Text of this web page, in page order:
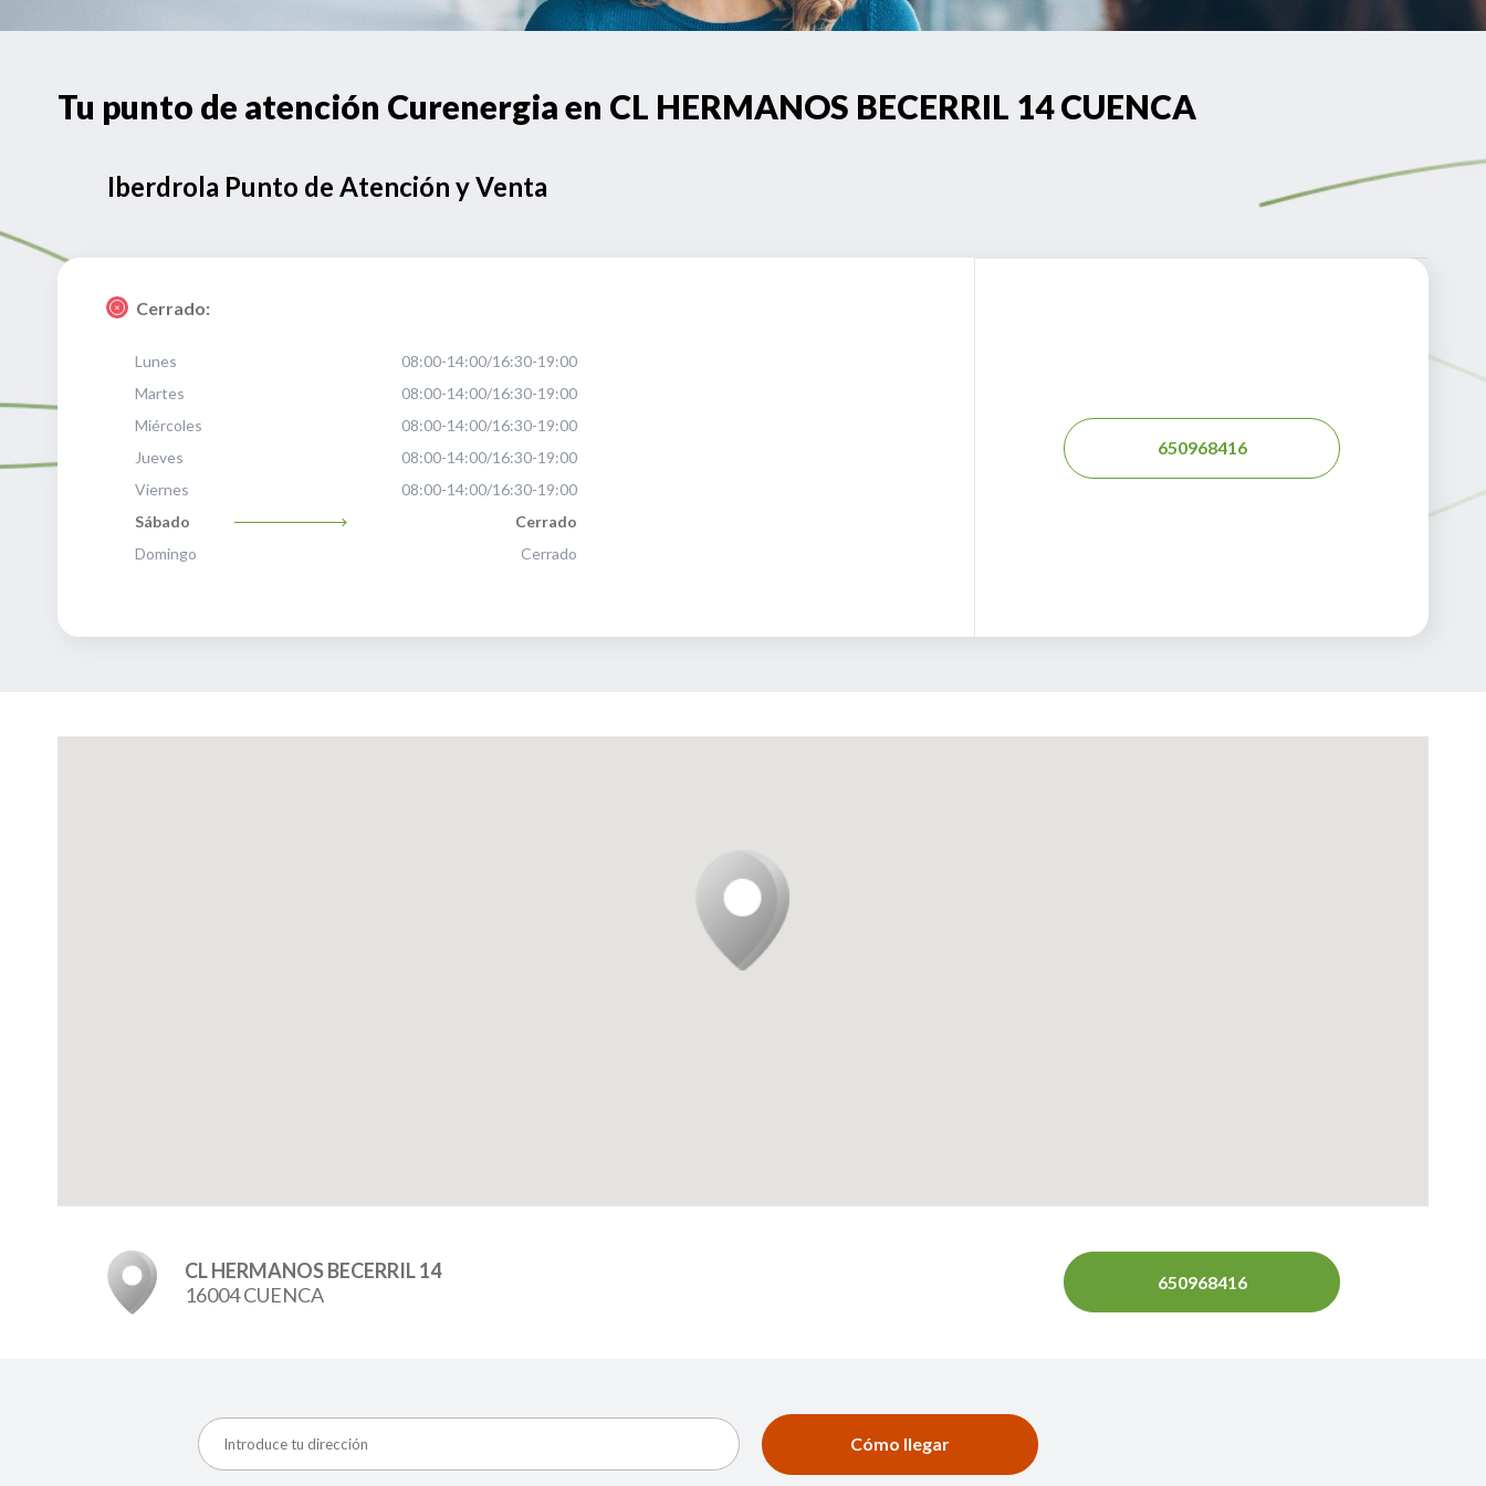
Tu punto de atención Curenergia en CL HERMANOS BECERRIL 14 CUENCA
Iberdrola Punto de Atención y Venta
Cerrado:
Lunes
08:00-14:00/16:30-19:00
Martes
08:00-14:00/16:30-19:00
Miércoles
08:00-14:00/16:30-19:00
Jueves
08:00-14:00/16:30-19:00
Viernes
08:00-14:00/16:30-19:00
Sábado
Cerrado
Domingo
Cerrado
650968416
CL HERMANOS BECERRIL 14
16004 CUENCA
650968416
Cómo llegar